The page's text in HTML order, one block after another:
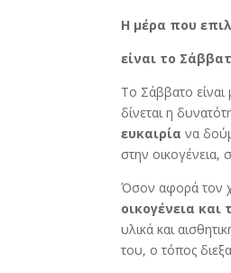
Η μέρα που
είναι το
Το Σάββατο είναι
δίνεται η
ευκαιρία να
στην οικογένεια,
Όσον αφορά τον
οικογένεια και
υλικά και
του, ο τόπος